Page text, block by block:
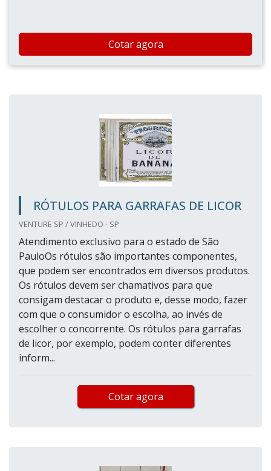
Cotar agora
RÓTULOS PARA GARRAFAS DE LICOR
VENTURE SP / VINHEDO - SP
Atendimento exclusivo para o estado de São
PauloOs rótulos são importantes componentes,
que podem ser encontrados em diversos produtos.
Os rótulos devem ser chamativos para que
consigam destacar o produto e, desse modo, fazer
com que o consumidor o escolha, ao invés de
escolher o concorrente. Os rótulos para garrafas
de licor, por exemplo, podem conter diferentes
inform...
Cotar agora